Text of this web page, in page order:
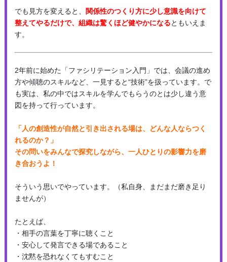
でも見方を変えると、
関係性のつくり方に少し意識を向けて
整えてやるだけで、組織は驚くほど健やかになるともいえま
す。
2年前に始めた「ファシリテーション入門」では、会議の進め
方や傾聴のスキルなど、一見すると“技術”を扱っています。で
も実は、私の中ではスキルを学んでもらうのとは少し違う意
図を持って行っています。
「人の創造性が自然と引き出される場は、どんな人ならつく
れるのか？」
その問いをみんなで探究しながら、一人ひとりの影響力を磨
き合おうよ！
そういう思いでやっています。（私自身、まだまだ磨き足り
ませんが）
たとえば、
・相手の言葉を丁寧に聴くこと
・安心して発言できる場であること
・沈黙を恐れなくてもすむこと